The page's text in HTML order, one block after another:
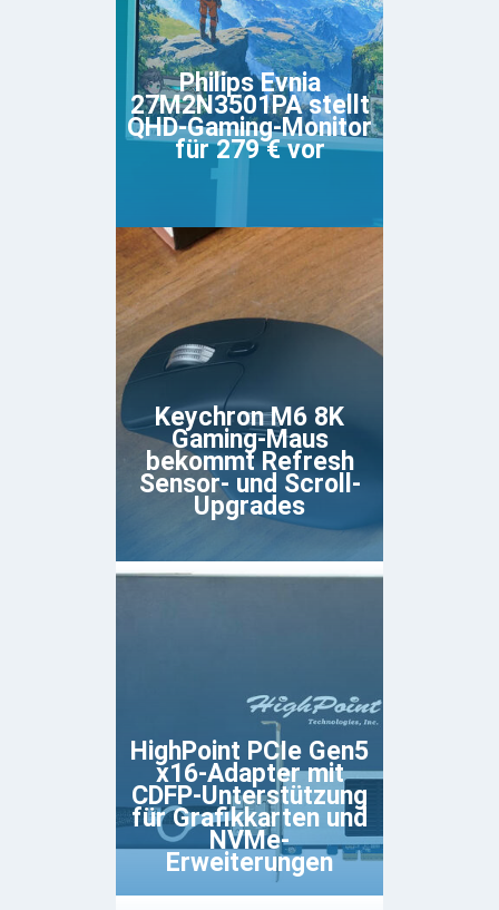
Philips Evnia
27M2N3501PA stellt
QHD-Gaming-Monitor
für 279 € vor
Keychron M6 8K
Gaming-Maus
bekommt Refresh
Sensor- und Scroll-
Upgrades
HighPoint PCIe Gen5
x16-Adapter mit
CDFP-Unterstützung
für Grafikkarten und
NVMe-
Erweiterungen